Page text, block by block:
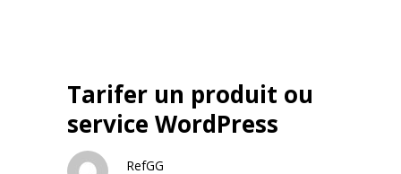
Tarifer un produit ou
service WordPress
RefGG